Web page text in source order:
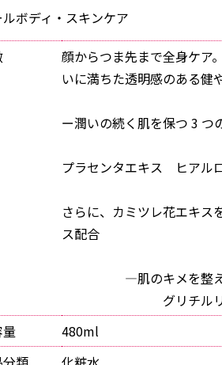
ボディ・スキンケア
顔からつま先まで全身ケア
いに満ちた透明感のある健
ー潤いの続く肌を保つ 3 つ
プラセンタエキス ヒアル
※リン酸ア
さらに、カミツレ花エキス
ス配合
―肌のキメを整え
グリチルリチ
480ml